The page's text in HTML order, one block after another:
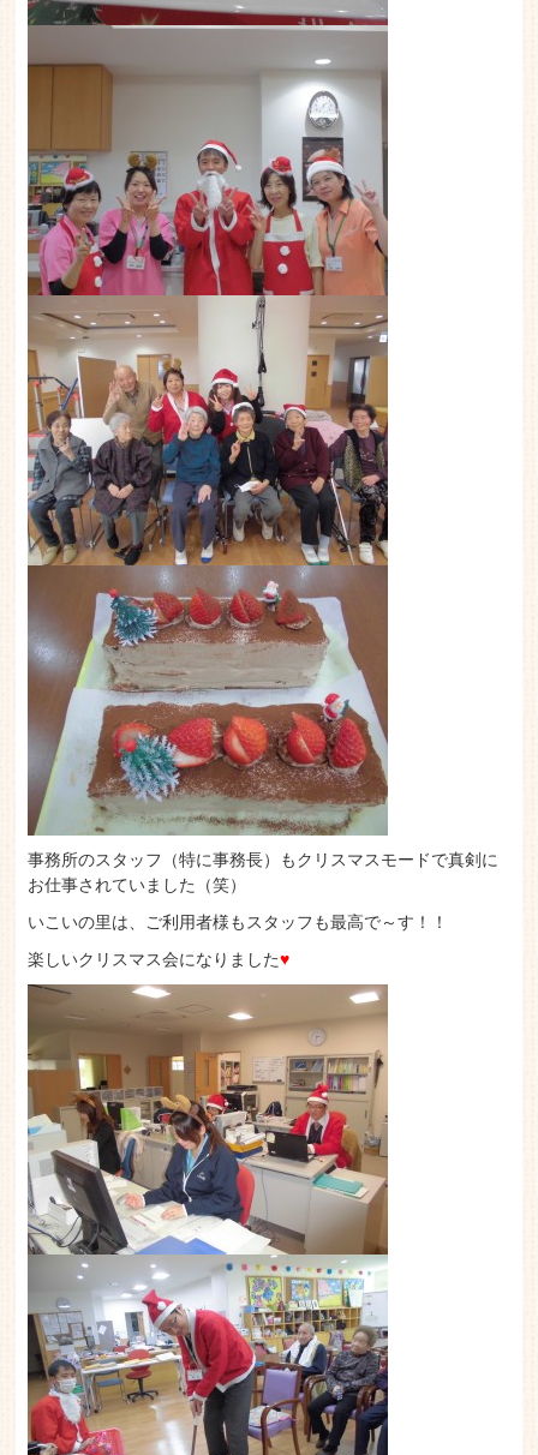
事務所のスタッフ（特に事務長）もクリスマスモードで真剣に
お仕事されていました（笑）
いこいの里は、ご利用者様もスタッフも最高で～す！！
楽しいクリスマス会になりました♥